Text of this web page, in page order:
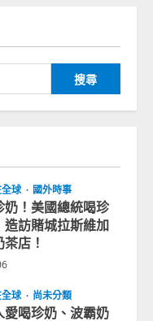
全球
國外時事
奶！美國總統喝珍
造訪賭城拉斯維加
店！
全球
尚未分類
愛喝珍奶、波霸奶